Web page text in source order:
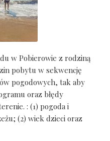
w Pobierowie z rodziną
pobytu w sekwencję
pogodowych, tak aby
oraz błędy
: (1) pogoda i
(2) wiek dzieci oraz